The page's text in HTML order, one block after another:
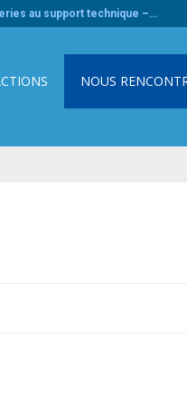
au support technique –…
NOUS